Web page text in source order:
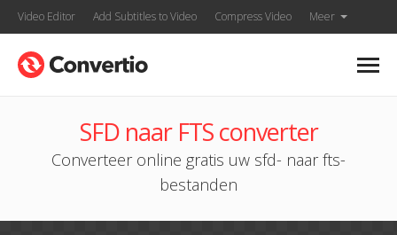
Video Editor Add Subtitles to Video Compress Video Meer
SFD naar FTS converter
Converteer online gratis uw sfd- naar fts-
bestanden